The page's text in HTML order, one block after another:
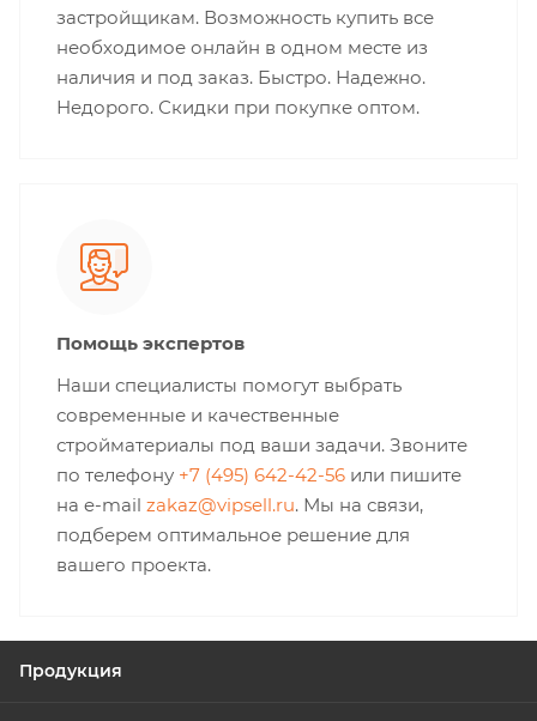
застройщикам. Возможность купить все
необходимое онлайн в одном месте из
наличия и под заказ. Быстро. Надежно.
Недорого. Скидки при покупке оптом.
Помощь экспертов
Наши специалисты помогут выбрать
современные и качественные
стройматериалы под ваши задачи. Звоните
по телефону +7 (495) 642-42-56 или пишите
на e-mail zakaz@vipsell.ru. Мы на связи,
подберем оптимальное решение для
вашего проекта.
Продукция